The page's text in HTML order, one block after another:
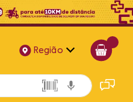
Região
Alagoas